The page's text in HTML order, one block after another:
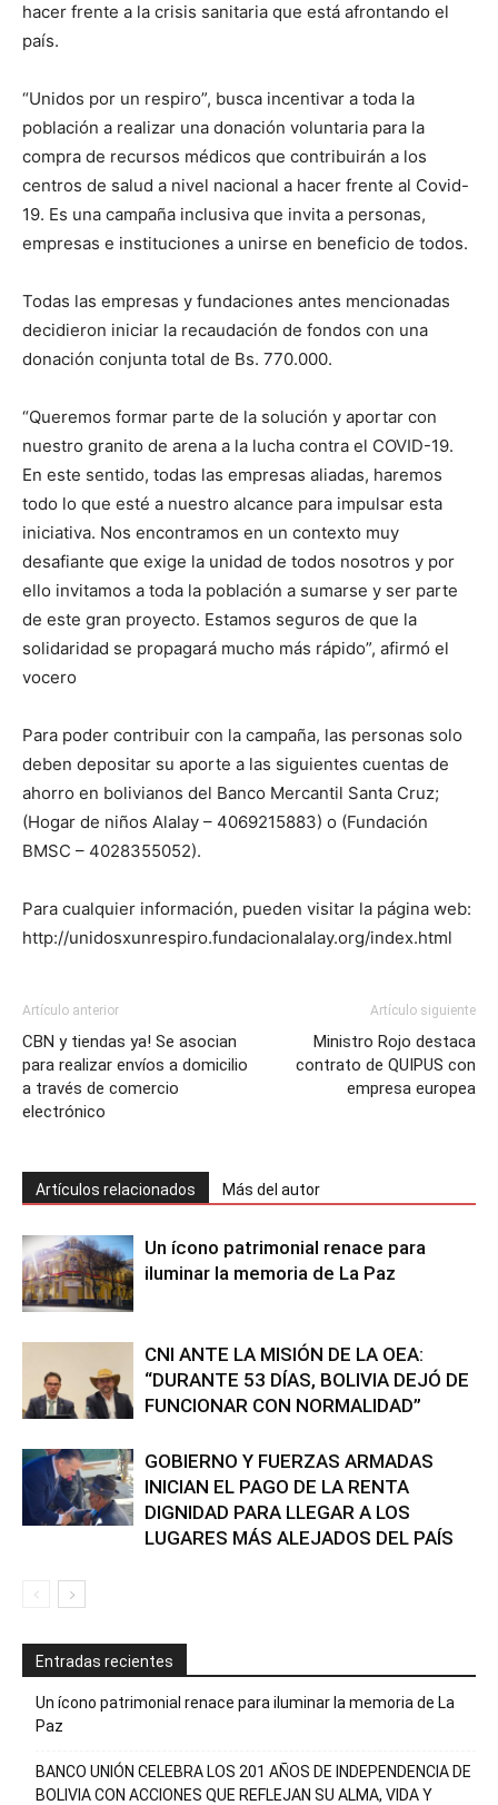
hacer frente a la crisis sanitaria que está afrontando el
país.
“Unidos por un respiro”, busca incentivar a toda la
población a realizar una donación voluntaria para la
compra de recursos médicos que contribuirán a los
centros de salud a nivel nacional a hacer frente al Covid-
19. Es una campaña inclusiva que invita a personas,
empresas e instituciones a unirse en beneficio de todos.
Todas las empresas y fundaciones antes mencionadas
decidieron iniciar la recaudación de fondos con una
donación conjunta total de Bs. 770.000.
“Queremos formar parte de la solución y aportar con
nuestro granito de arena a la lucha contra el COVID-19.
En este sentido, todas las empresas aliadas, haremos
todo lo que esté a nuestro alcance para impulsar esta
iniciativa. Nos encontramos en un contexto muy
desafiante que exige la unidad de todos nosotros y por
ello invitamos a toda la población a sumarse y ser parte
de este gran proyecto. Estamos seguros de que la
solidaridad se propagará mucho más rápido”, afirmó el
vocero
Para poder contribuir con la campaña, las personas solo
deben depositar su aporte a las siguientes cuentas de
ahorro en bolivianos del Banco Mercantil Santa Cruz;
(Hogar de niños Alalay – 4069215883) o (Fundación
BMSC – 4028355052).
Para cualquier información, pueden visitar la página web:
http://unidosxunrespiro.fundacionalalay.org/index.html
Artículo anterior
CBN y tiendas ya! Se asocian
para realizar envíos a domicilio
a través de comercio
electrónico
Artículo siguiente
Ministro Rojo destaca
contrato de QUIPUS con
empresa europea
Artículos relacionados Más del autor
Un ícono patrimonial renace para
iluminar la memoria de La Paz
CNI ANTE LA MISIÓN DE LA OEA:
“DURANTE 53 DÍAS, BOLIVIA DEJÓ DE
FUNCIONAR CON NORMALIDAD”
GOBIERNO Y FUERZAS ARMADAS
INICIAN EL PAGO DE LA RENTA
DIGNIDAD PARA LLEGAR A LOS
LUGARES MÁS ALEJADOS DEL PAÍS
Entradas recientes
Un ícono patrimonial renace para iluminar la memoria de La
Paz
BANCO UNIÓN CELEBRA LOS 201 AÑOS DE INDEPENDENCIA DE
BOLIVIA CON ACCIONES QUE REFLEJAN SU ALMA, VIDA Y